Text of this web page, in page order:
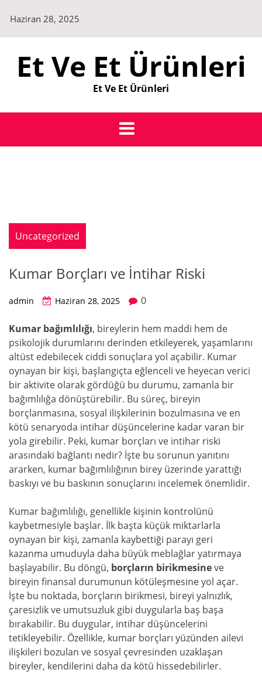
content
Haziran 28, 2025
Et Ve Et Ürünleri
Et Ve Et Ürünleri
Uncategorized
Kumar Borçları ve İntihar Riski
admin Haziran 28, 2025 0
Kumar bağımlılığı, bireylerin hem maddi hem de
psikolojik durumlarını derinden etkileyerek, yaşamlarını
altüst edebilecek ciddi sonuçlara yol açabilir. Kumar
oynayan bir kişi, başlangıçta eğlenceli ve heyecan verici
bir aktivite olarak gördüğü bu durumu, zamanla bir
bağımlılığa dönüştürebilir. Bu süreç, bireyin
borçlanmasına, sosyal ilişkilerinin bozulmasına ve en
kötü senaryoda intihar düşüncelerine kadar varan bir
yola girebilir. Peki, kumar borçları ve intihar riski
arasındaki bağlantı nedir? İşte bu sorunun yanıtını
ararken, kumar bağımlılığının birey üzerinde yarattığı
baskıyı ve bu baskının sonuçlarını incelemek önemlidir.
Kumar bağımlılığı, genellikle kişinin kontrolünü
kaybetmesiyle başlar. İlk başta küçük miktarlarla
oynayan bir kişi, zamanla kaybettiği parayı geri
kazanma umuduyla daha büyük meblağlar yatırmaya
başlayabilir. Bu döngü, borçların birikmesineve
bireyin finansal durumunun kötüleşmesine yol açar.
İşte bu noktada, borçların birikmesi, bireyi yalnızlık,
çaresizlik ve umutsuzluk gibi duygularla baş başa
bırakabilir. Bu duygular, intihar düşüncelerini
tetikleyebilir. Özellikle, kumar borçları yüzünden ailevi
ilişkileri bozulan ve sosyal çevresinden uzaklaşan
bireyler, kendilerini daha da kötü hissedebilirler.